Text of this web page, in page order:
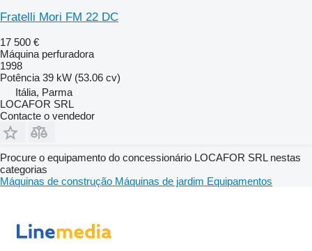
Fratelli Mori FM 22 DC
17 500 €
Máquina perfuradora
1998
Potência 39 kW (53.06 cv)
Itália, Parma
LOCAFOR SRL
Contacte o vendedor
Procure o equipamento do concessionário LOCAFOR SRL nestas
categorias
Máquinas de construção Máquinas de jardim Equipamentos